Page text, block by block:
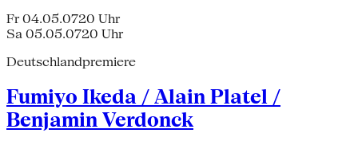
Fr 04.05.0720 Uhr
Sa 05.05.0720 Uhr
Deutschlandpremiere
Fumiyo Ikeda / Alain Platel /
Benjamin Verdonck